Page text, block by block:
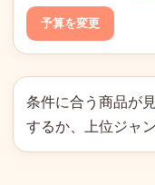
予算を変更
条件に合う商品が
するか、上位ジャ